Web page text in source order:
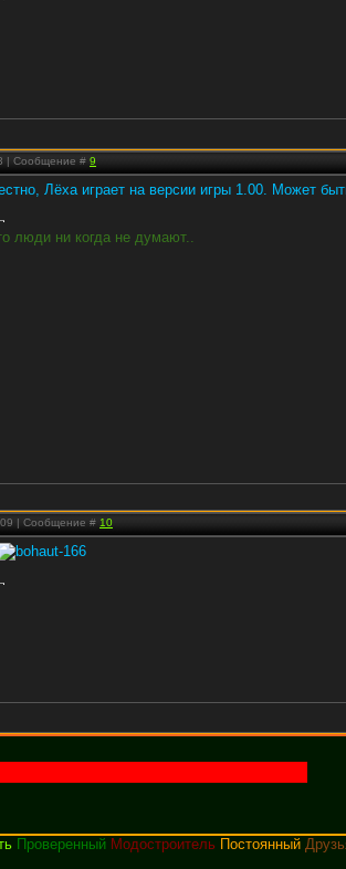
| Сообщение # 9
Лёха играет на версии игры 1.00. Может
люди ни когда не думают..
| Сообщение # 10
Проверенный Модостроитель Постоянный